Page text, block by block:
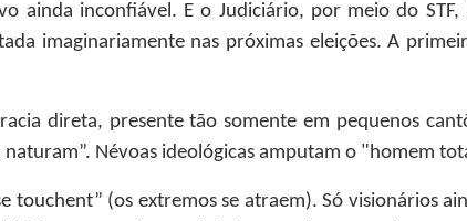
ainda inconfiável. E o Judiciário, por meio do
imaginariamente nas próximas eleições. A
direta, presente tão somente em pequenos
Névoas ideológicas amputam o "homem
touchent” (os extremos se atraem). Só visionários